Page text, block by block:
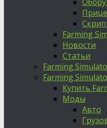
Farming
Новости
Статьи
Farming
Farming
Купить
Моды
Авто